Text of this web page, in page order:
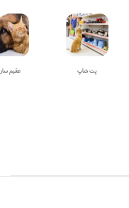
پت شاپ عقیم